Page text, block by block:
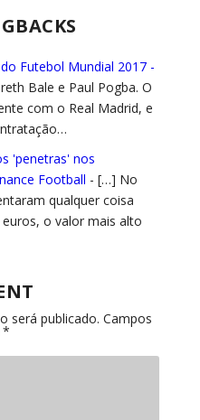
Futebol Mundial 2017 -
Bale e Paul Pogba. O
com o Real Madrid, e
'penetras' nos
Football - […] No
qualquer coisa
o valor mais alto
será publicado. Campos
*